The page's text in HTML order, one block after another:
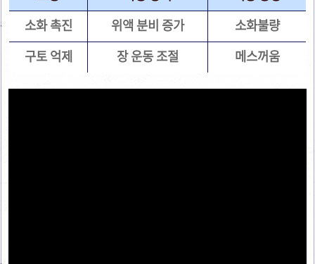
소화 촉진
위액 분비 증가
소화불량
구토 억제
장 운동 조절 메스꺼움